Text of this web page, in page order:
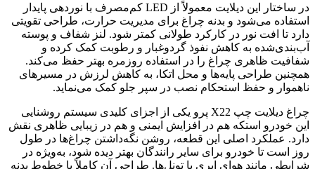
در ساختار این دیلایت معمولاً از LED کم‌مصرف با نوردهی پایدار
استفاده می‌شود و بدنه چراغ برای مدیریت حرارت، طراحی تقویتی
دارد تا افت نور در کارکرد طولانی کمتر شود. لنز شفاف و پوسته
آب‌بندی‌شده به کاهش نفوذ گردوغبار و رطوبت کمک کرده و
شفافیت ظاهری چراغ را در استفاده روزمره بهتر حفظ می‌کند.
همچنین طراحی پایه‌ها و محل اتکا، به کاهش لرزش در مسیرهای
ناهموار و حفظ استحکام نصب در سپر جلو کمک می‌نماید.
چراغ دیلایت چپ X22 پرو یکی از اجزای کلیدی سیستم روشنایی
این خودرو استکه هم در افزایش ایمنی و هم در زیبایی ظاهری نقش
دارد. عملکرد اصلی این قطعه، روشن نگه‌داشتن چراغ‌ها در طول
روز است تا خودرو برای سایر رانندگان بهتر دیده شود، به‌ویژه در
شرایطی مانند هوای ابری یا تونل‌ها. طراحی آن کاملاً با خطوط بدنه